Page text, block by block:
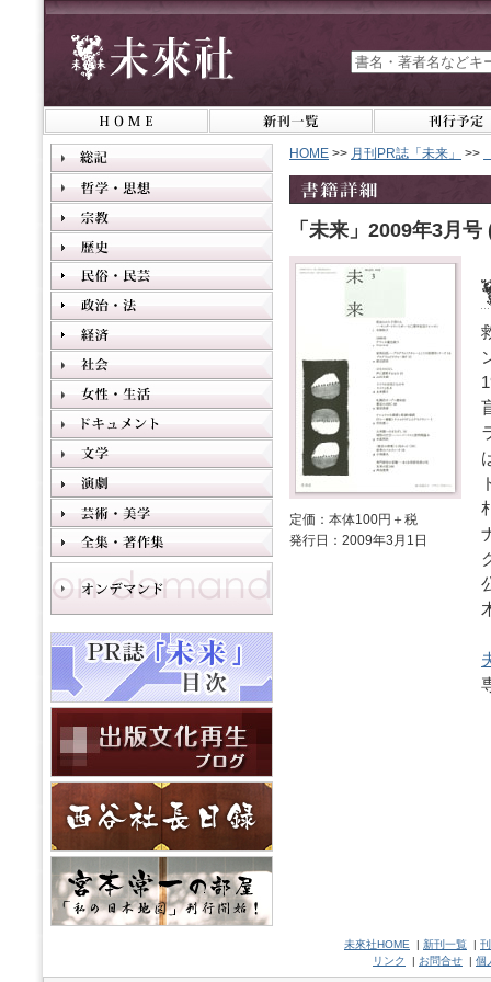
HOME >> 月刊PR誌「未来」 >>
「未来」2009年3月
定価：本体100円＋税
発行日：2009年3月1日
未來社HOME | 新刊一覧 |
リンク
| お問合せ | 個